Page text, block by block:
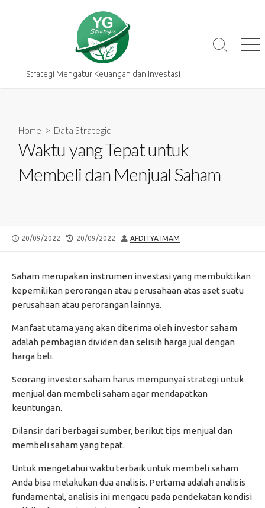
Strategi Mengatur Keuangan dan Investasi
Search
Home > Data Strategic
Waktu yang Tepat untuk
Membeli dan Menjual Saham
PUBLISHED
20/09/2022
LAST
20/09/2022 AUTHOR
AFDITYA IMAM
Saham merupakan instrumen investasi yang membuktikan
kepemilikan perorangan atau perusahaan atas aset suatu
perusahaan atau perorangan lainnya.
Manfaat utama yang akan diterima oleh investor saham
adalah pembagian dividen dan selisih harga jual dengan
harga beli.
Seorang investor saham harus mempunyai strategi untuk
menjual dan membeli saham agar mendapatkan
keuntungan.
Dilansir dari berbagai sumber, berikut tips menjual dan
membeli saham yang tepat.
Untuk mengetahui waktu terbaik untuk membeli saham
Anda bisa melakukan dua analisis. Pertama adalah analisis
fundamental, analisis ini mengacu pada pendekatan kondisi